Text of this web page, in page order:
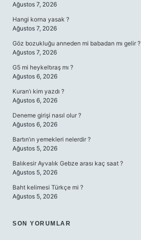
Ağustos 7, 2026
Hangi korna yasak ?
Ağustos 7, 2026
Göz bozukluğu anneden mi babadan mı gelir ?
Ağustos 7, 2026
G5 mi heykeltıraş mı ?
Ağustos 6, 2026
Kuran’ı kim yazdı ?
Ağustos 6, 2026
Deneme girişi nasıl olur ?
Ağustos 6, 2026
Bartın’ın yemekleri nelerdir ?
Ağustos 5, 2026
Balıkesir Ayvalık Gebze arası kaç saat ?
Ağustos 5, 2026
Baht kelimesi Türkçe mi ?
Ağustos 5, 2026
SON YORUMLAR